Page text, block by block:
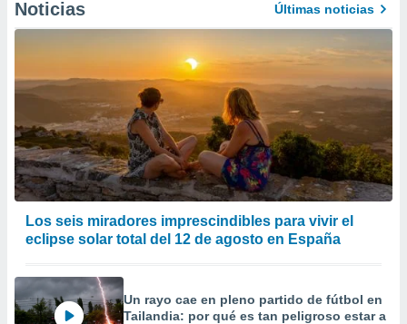
Noticias Últimas noticias
Los seis miradores imprescindibles para vivir el
eclipse solar total del 12 de agosto en España
Un rayo cae en pleno partido de fútbol en
Tailandia: por qué es tan peligroso estar a